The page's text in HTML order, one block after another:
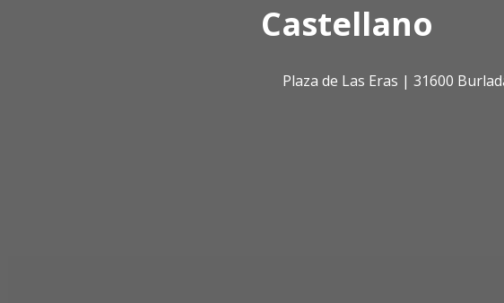
Castellano
Plaza de Las Eras | 31600